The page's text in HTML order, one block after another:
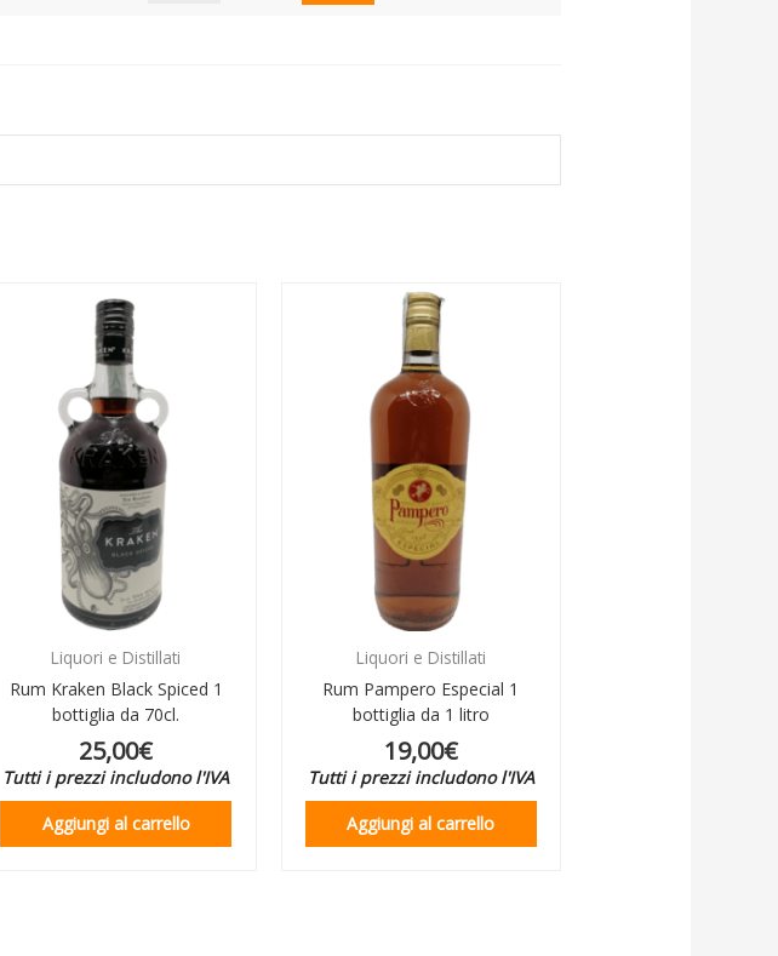
Liquori e Distillati
Rum Kraken Black Spiced 1
bottiglia da 70cl.
25,00€
Tutti i prezzi includono l'IVA
Aggiungi al carrello
Liquori e Distillati
Rum Pampero Especial 1
bottiglia da 1 litro
19,00€
Tutti i prezzi includono l'IVA
Aggiungi al carrello